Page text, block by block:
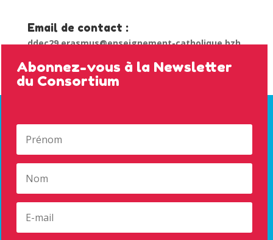
Email de contact :
ddec29.erasmus@enseignement-catholique.bzh
Abonnez-vous à la Newsletter
du Consortium